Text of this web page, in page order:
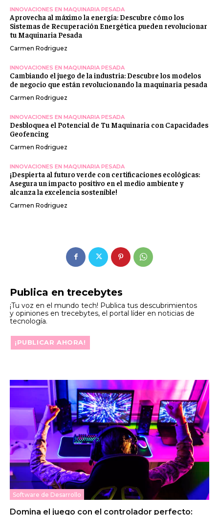
Publica en trecebytes
¡Tu voz en el mundo tech! Publica tus descubrimientos
y opiniones en trecebytes, el portal líder en noticias de
tecnología.
¡PUBLICAR AHORA!
Software de Desarrollo
Domina el juego con el controlador perfecto:
INNOVACIONES EN MAQUINARIA PESADA
Aprovecha al máximo la energía: Descubre cómo los
Sistemas de Recuperación Energética pueden revolucionar
tu Maquinaria Pesada
Carmen Rodriguez
INNOVACIONES EN MAQUINARIA PESADA
Cambiando el juego de la industria: Descubre los modelos
de negocio que están revolucionando la maquinaria pesada
Carmen Rodriguez
INNOVACIONES EN MAQUINARIA PESADA
Desbloquea el Potencial de Tu Maquinaria con Capacidades
Geofencing
Carmen Rodriguez
INNOVACIONES EN MAQUINARIA PESADA
¡Despierta al futuro verde con certificaciones ecológicas:
Asegura un impacto positivo en el medio ambiente y
alcanza la excelencia sostenible!
Carmen Rodriguez